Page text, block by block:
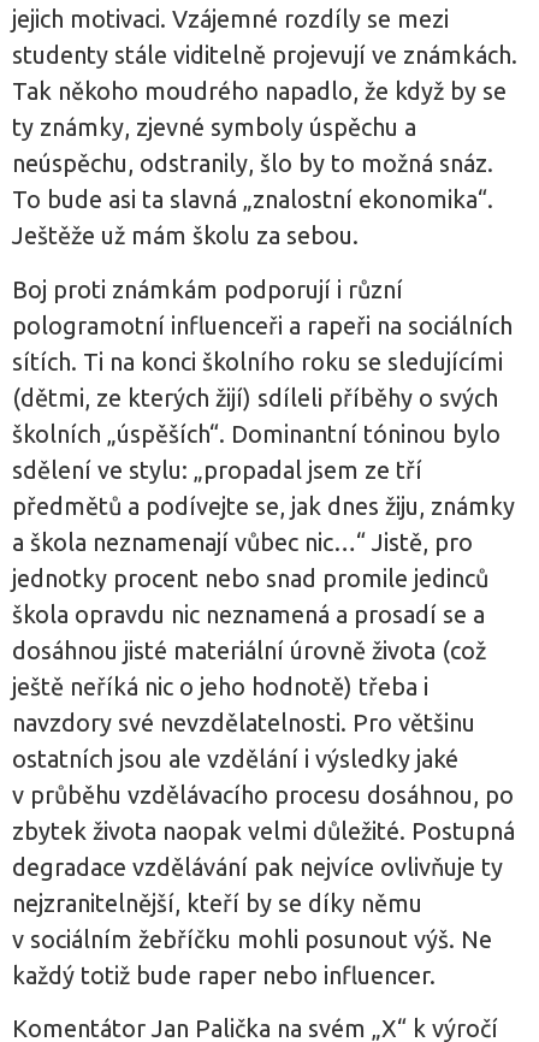
jejich motivaci. Vzájemné rozdíly se mezi
studenty stále viditelně projevují ve známkách.
Tak někoho moudrého napadlo, že když by se
ty známky, zjevné symboly úspěchu a
neúspěchu, odstranily, šlo by to možná snáz.
To bude asi ta slavná „znalostní ekonomika“.
Ještěže už mám školu za sebou.
Boj proti známkám podporují i různí
pologramotní influenceři a rapeři na sociálních
sítích. Ti na konci školního roku se sledujícími
(dětmi, ze kterých žijí) sdíleli příběhy o svých
školních „úspěších“. Dominantní tóninou bylo
sdělení ve stylu: „propadal jsem ze tří
předmětů a podívejte se, jak dnes žiju, známky
a škola neznamenají vůbec nic…“ Jistě, pro
jednotky procent nebo snad promile jedinců
škola opravdu nic neznamená a prosadí se a
dosáhnou jisté materiální úrovně života (což
ještě neříká nic o jeho hodnotě) třeba i
navzdory své nevzdělatelnosti. Pro většinu
ostatních jsou ale vzdělání i výsledky jaké
v průběhu vzdělávacího procesu dosáhnou, po
zbytek života naopak velmi důležité. Postupná
degradace vzdělávání pak nejvíce ovlivňuje ty
nejzranitelnější, kteří by se díky němu
v sociálním žebříčku mohli posunout výš. Ne
každý totiž bude raper nebo influencer.
Komentátor Jan Palička na svém „X“ k výročí